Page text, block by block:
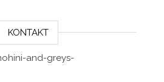
KONTAKT
and-greys-